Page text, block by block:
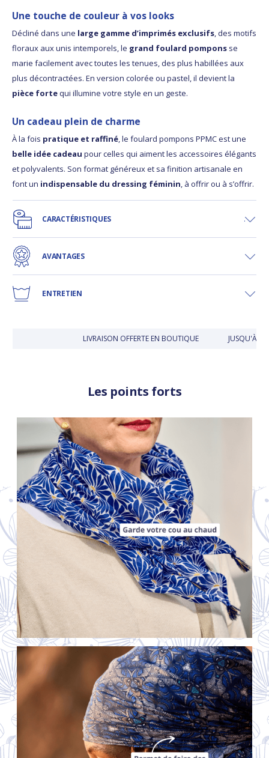
Une touche de couleur à vos looks
Décliné dans une large gamme d’imprimés exclusifs, des motifs
floraux aux unis intemporels, le grand foulard pompons se
marie facilement avec toutes les tenues, des plus habillées aux
plus décontractées. En version colorée ou pastel, il devient la
pièce fortequi illumine votre style en un geste.
Un cadeau plein de charme
À la fois pratique et raffiné, le foulard pompons PPMC est une
belle idée cadeau pour celles qui aiment les accessoires élégants
et polyvalents. Son format généreux et sa finition artisanale en
font un indispensable du dressing féminin, à offrir ou à s’offrir.
CARACTÉRISTIQUES
AVANTAGES
ENTRETIEN
LIVRAISON OFFERTE EN BOUTIQUE JUSQU'À 30
Les points forts